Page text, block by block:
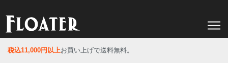
税込11,000円以上お買い上げで送料無料。